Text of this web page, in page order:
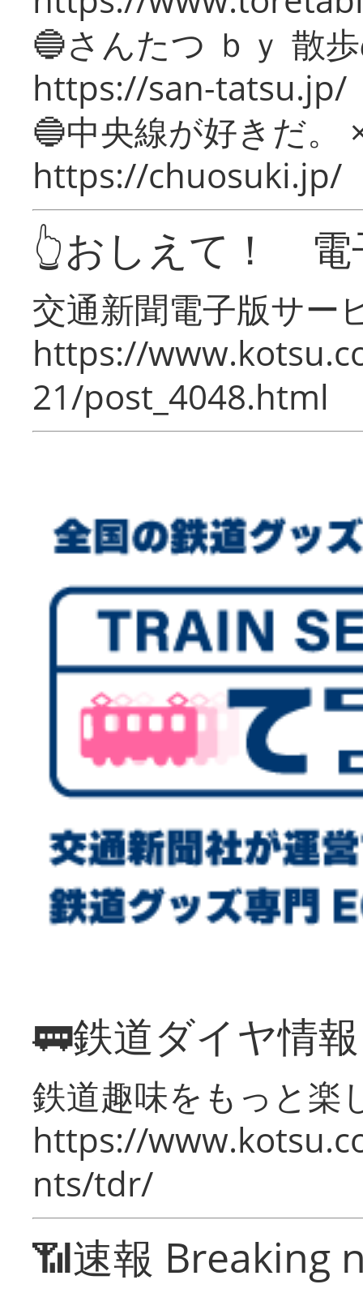
🔵さんたつ ｂｙ 散
https://san-tatsu.jp/
🔵中央線が好きだ。
https://chuosuki.jp/
👆おしえて！ 電
交通新聞電子版サー
https://
21/post_4048.html
🚃鉄道ダイヤ情
鉄道趣味をもっと楽
https://
nts/tdr/
📶速報 Breaking